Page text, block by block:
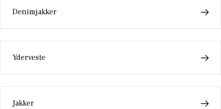
Denimjakker
Yderveste
Jakker